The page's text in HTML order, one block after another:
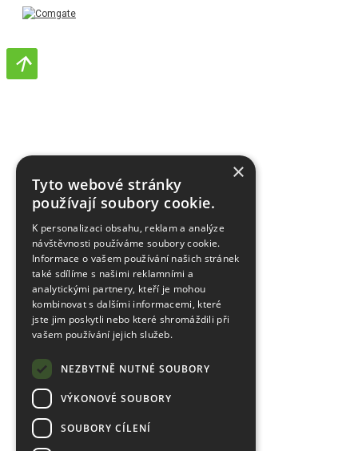
×
Tyto webové stránky
používají soubory cookie.
K personalizaci obsahu, reklam a analýze
návštěvnosti používáme soubory cookie.
Informace o vašem používání našich stránek
také sdílíme s našimi reklamními a
analytickými partnery, kteří je mohou
kombinovat s dalšími informacemi, které
jste jim poskytli nebo které shromáždili při
vašem používání jejich služeb.
NEZBYTNĚ NUTNÉ SOUBORY
VÝKONOVÉ SOUBORY
SOUBORY CÍLENÍ